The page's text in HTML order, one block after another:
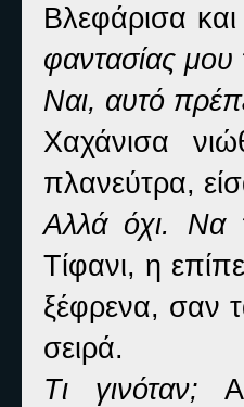
Βλεφάρισα
φαντασίας μου
Ναι, αυτό
Χαχάνισα
πλανεύτρα,
Αλλά όχι. Να
Τίφανι, η
ξέφρενα, σαν
σειρά.
Τι γινόταν;